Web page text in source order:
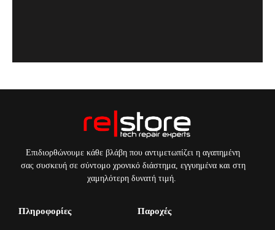
Επιδιορθώνουμε κάθε βλάβη που αντιμετωπίζει η αγαπημένη
σας συσκευή σε σύντομο χρονικό διάστημα, εγγυημένα και στη
χαμηλότερη δυνατή τιμή.
Πληροφορίες Παροχές